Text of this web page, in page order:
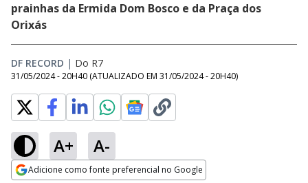
prainhas da Ermida Dom Bosco e da Praça dos
Orixás
DF RECORD | Do R7
31/05/2024 - 20H40 (ATUALIZADO EM 31/05/2024 - 20H40)
A+ A-
Adicione como fonte preferencial no Google
Ativar
Loaded
33.73%